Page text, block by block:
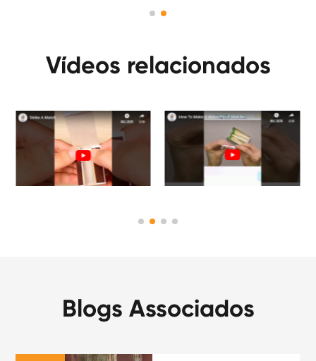
Vídeos relacionados
Blogs Associados